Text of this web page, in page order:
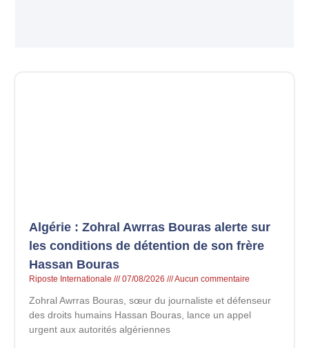
Algérie : Zohral Awrras Bouras alerte sur
les conditions de détention de son frère
Hassan Bouras
Riposte Internationale 07/08/2026 Aucun commentaire
Zohral Awrras Bouras, sœur du journaliste et défenseur
des droits humains Hassan Bouras, lance un appel
urgent aux autorités algériennes